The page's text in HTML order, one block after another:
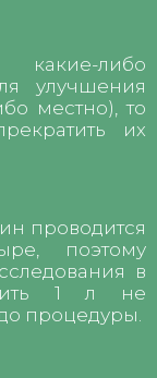
либо
улучшения
местно), то
их
проводится
поэтому
в
1 л не
процедуры.